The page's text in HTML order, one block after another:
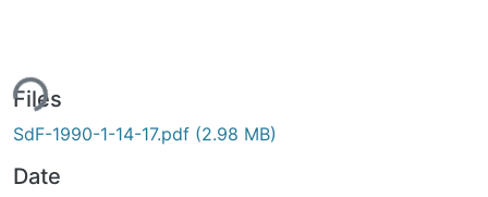
Files
SdF-1990-1-14-17.pdf (2.98 MB)
Date